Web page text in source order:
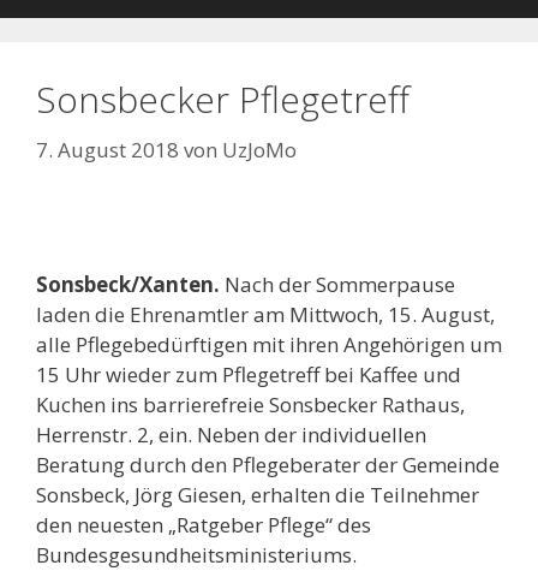
Sonsbecker Pflegetreff
7. August 2018 von UzJoMo
Sonsbeck/Xanten. Nach der Sommerpause
laden die Ehrenamtler am Mittwoch, 15. August,
alle Pflegebedürftigen mit ihren Angehörigen um
15 Uhr wieder zum Pflegetreff bei Kaffee und
Kuchen ins barrierefreie Sonsbecker Rathaus,
Herrenstr. 2, ein. Neben der individuellen
Beratung durch den Pflegeberater der Gemeinde
Sonsbeck, Jörg Giesen, erhalten die Teilnehmer
den neuesten „Ratgeber Pflege“ des
Bundesgesundheitsministeriums.